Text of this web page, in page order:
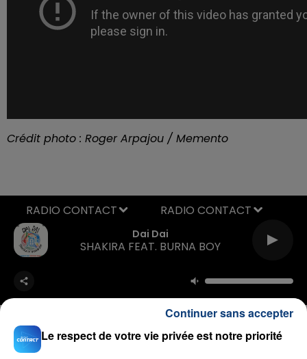
Crédit photo : Roger Arpajou / Memento
Dai Dai
SHAKIRA FEAT. BURNA BOY
RADIO CONTACT
Le respect de votre vie privée est notre priorité
Continuer sans accepter